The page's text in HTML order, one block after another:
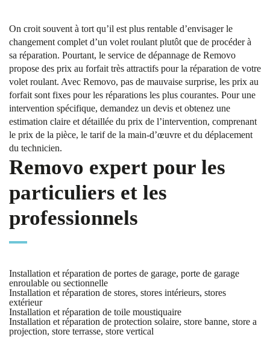
On croit souvent à tort qu’il est plus rentable d’envisager le
changement complet d’un volet roulant plutôt que de procéder à
sa réparation. Pourtant, le service de dépannage de Removo
propose des prix au forfait très attractifs pour la réparation de votre
volet roulant. Avec Removo, pas de mauvaise surprise, les prix au
forfait sont fixes pour les réparations les plus courantes. Pour une
intervention spécifique, demandez un devis et obtenez une
estimation claire et détaillée du prix de l’intervention, comprenant
le prix de la pièce, le tarif de la main-d’œuvre et du déplacement
du technicien.
Removo expert pour les
particuliers et les
professionnels
Installation et réparation de portes de garage, porte de garage
enroulable ou sectionnelle
Installation et réparation de stores, stores intérieurs, stores
extérieur
Installation et réparation de toile moustiquaire
Installation et réparation de protection solaire, store banne, store a
projection, store terrasse, store vertical